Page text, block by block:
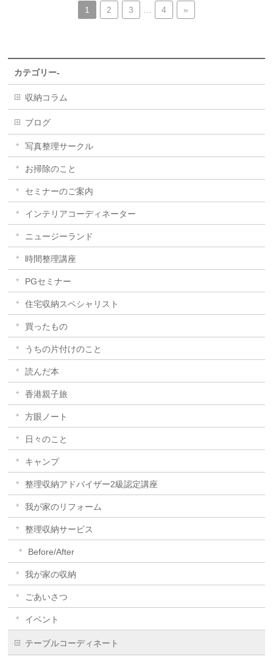
1 2 3 4 »
カテゴリー-
収納コラム
ブログ
写真整理サークル
お掃除のこと
セミナーのご案内
インテリアコーディネーター
ニュージーランド
時間整理講座
PGセミナー
住宅収納スペシャリスト
買ったもの
うちの片付けのこと
読んだ本
香港親子旅
方眼ノート
日々のこと
キャンプ
整理収納アドバイザー2級認定講座
我が家のリフォーム
整理収納サービス
Before/After
我が家の収納
ごあいさつ
イベント
テーブルコーディネート